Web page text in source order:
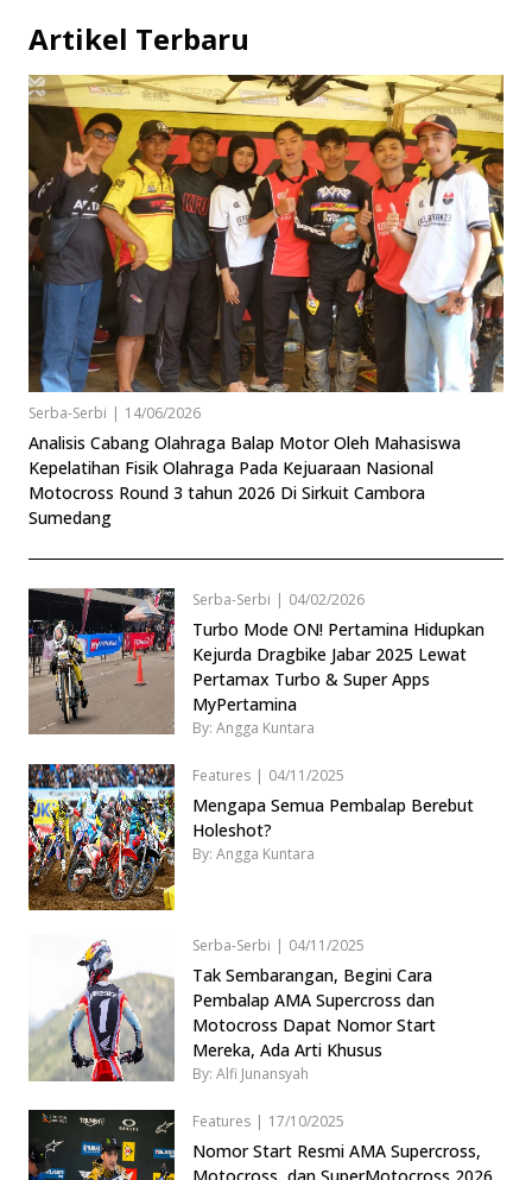
Artikel Terbaru
Serba-Serbi | 14/06/2026
Analisis Cabang Olahraga Balap Motor Oleh Mahasiswa
Kepelatihan Fisik Olahraga Pada Kejuaraan Nasional
Motocross Round 3 tahun 2026 Di Sirkuit Cambora
Sumedang
Serba-Serbi | 04/02/2026
Turbo Mode ON! Pertamina Hidupkan
Kejurda Dragbike Jabar 2025 Lewat
Pertamax Turbo & Super Apps
MyPertamina
By: Angga Kuntara
Features | 04/11/2025
Mengapa Semua Pembalap Berebut
Holeshot?
By: Angga Kuntara
Serba-Serbi | 04/11/2025
Tak Sembarangan, Begini Cara
Pembalap AMA Supercross dan
Motocross Dapat Nomor Start
Mereka, Ada Arti Khusus
By: Alfi Junansyah
Features | 17/10/2025
Nomor Start Resmi AMA Supercross,